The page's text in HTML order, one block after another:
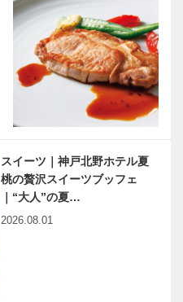
スイーツ｜神戸北野ホテル夏
桃の贅沢スイーツブッフェ
｜“大人”の夏…
2026.08.01